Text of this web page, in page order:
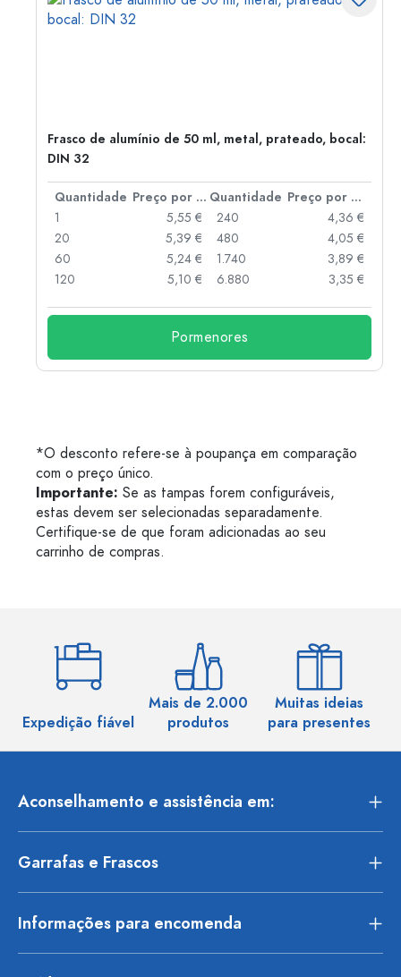
Frasco de alumínio de 50 ml, metal, prateado, bocal:
DIN 32
Quantidade Preço por peça Quantidade
Preço por peça
1
5,55 €
20
5,39 €
60
5,24 €
120
5,10 €
240
4,36 €
480
4,05 €
1.740
3,89 €
6.880
3,35 €
Pormenores
*O desconto refere-se à poupança em comparação
com o preço único.
Importante: Se as tampas forem configuráveis,
estas devem ser selecionadas separadamente.
Certifique-se de que foram adicionadas ao seu
carrinho de compras.
Expedição fiável
Mais de 2.000
produtos
Muitas ideias
para presentes
Aconselhamento e assistência em:
Garrafas e Frascos
Informações para encomenda